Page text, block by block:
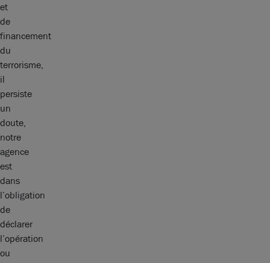
et
de
financement
du
terrorisme,
il
persiste
un
doute,
notre
agence
est
dans
l’obligation
de
déclarer
l’opération
ou